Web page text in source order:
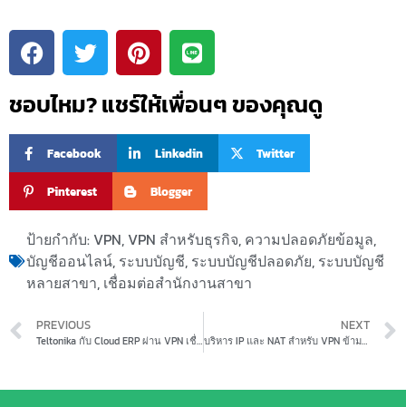
ชอบไหม? แชร์ให้เพื่อนๆ ของคุณดู
Facebook Linkedin Twitter
Pinterest Blogger
ป้ายกำกับ: VPN, VPN สำหรับธุรกิจ, ความปลอดภัยข้อมูล,
บัญชีออนไลน์, ระบบบัญชี, ระบบบัญชีปลอดภัย, ระบบบัญชี
หลายสาขา, เชื่อมต่อสำนักงานสาขา
PREVIOUS
Teltonika กับ Cloud ERP ผ่าน VPN เชื่อมต่อระบบ ERP อย่างปลอดภัยและเสถียรในทุกสาขาธุรกิจ
NEXT
บริหาร IP และ NAT สำหรับ VPN ข้ามเครือข่าย: ปูพื้นฐานเครือข่ายองค์กรให้เชื่อมต่อได้ทั่วถึง